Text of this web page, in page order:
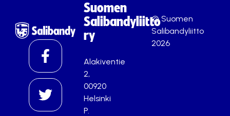
Suomen
Salibandyliitto
ry
Alakiventie
2,
00920
Helsinki
P.
© Suomen
Salibandyliitto
2026